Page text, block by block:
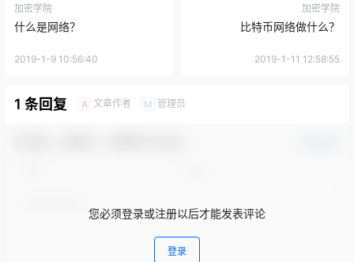
加密学院
什么是网络？
2019-1-9 10:56:40
加密学院
比特币网络做什么？
2019-1-11 12:58:55
1 条回复 A 文章作者 M 管理员
您必须登录或注册以后才能发表评论
登录